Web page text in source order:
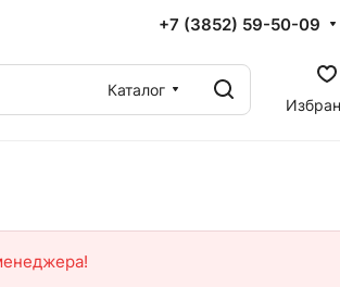
+7 (3852) 59-50-09
Каталог